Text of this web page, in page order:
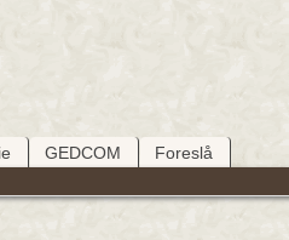
GEDCOM Foreslå